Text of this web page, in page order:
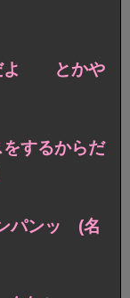
だよ とかや
するからだ
パンッ (名